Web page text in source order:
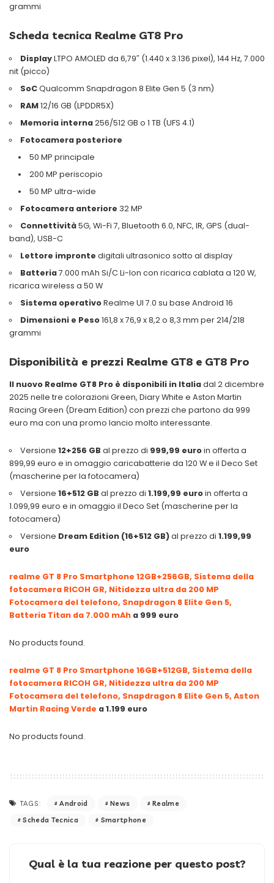
grammi
Scheda tecnica Realme GT8 Pro
DisplayLTPO AMOLED da 6,79″ (1.440 x 3.136 pixel), 144 Hz, 7.000
nit (picco)
SoCQualcomm Snapdragon 8 Elite Gen 5 (3 nm)
RAM12/16 GB (LPDDR5X)
Memoria interna256/512 GB o 1 TB (UFS 4.1)
Fotocamera posteriore
50 MP principale
200 MP periscopio
50 MP ultra-wide
Fotocamera anteriore 32 MP
Connettività5G, Wi-Fi 7, Bluetooth 6.0, NFC, IR, GPS (dual-
band), USB-C
Lettore impronte digitali ultrasonico sotto al display
Batteria7.000 mAh Si/C Li-Ion con ricarica cablata a 120 W,
ricarica wireless a 50 W
Sistema operativoRealme UI 7.0 su base Android 16
Dimensioni e Peso161,8 x 76,9 x 8,2 o 8,3 mm per 214/218
grammi
Disponibilità e prezzi Realme GT8 e GT8 Pro
Il nuovo Realme GT8 Pro è disponibili in Italiadal 2 dicembre
2025 nelle tre colorazioni Green, Diary White e Aston Martin
Racing Green (Dream Edition) con prezzi che partono da 999
euro ma con una promo lancio molto interessante.
Versione 12+256 GB al prezzo di 999,99 euroin offerta a
899,99 euro e in omaggio caricabatterie da 120 W e il Deco Set
(mascherine per la fotocamera)
Versione 16+512 GB al prezzo di 1.199,99 euroin offerta a
1.099,99 euro e in omaggio il Deco Set (mascherine per la
fotocamera)
Versione Dream Edition (16+512 GB)al prezzo di 1.199,99
euro
realme GT 8 Pro Smartphone 12GB+256GB, Sistema della
fotocamera RICOH GR, Nitidezza ultra da 200 MP
Fotocamera del telefono, Snapdragon 8 Elite Gen 5,
Batteria Titan da 7.000 mAh a 999 euro
No products found.
realme GT 8 Pro Smartphone 16GB+512GB, Sistema della
fotocamera RICOH GR, Nitidezza ultra da 200 MP
Fotocamera del telefono, Snapdragon 8 Elite Gen 5, Aston
Martin Racing Verde a 1.199 euro
No products found.
TAGS: Android News
Realme
Scheda Tecnica
Smartphone
Qual è la tua reazione per questo post?